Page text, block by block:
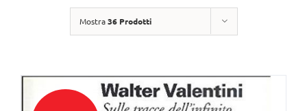
Mostra36 Prodotti